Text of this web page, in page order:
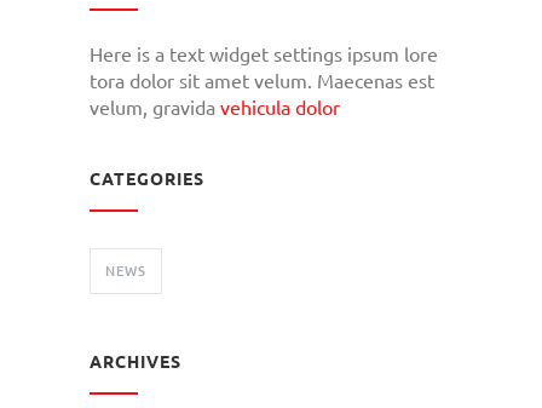
Here is a text widget settings ipsum lore
tora dolor sit amet velum. Maecenas est
velum, gravida vehicula dolor
CATEGORIES
NEWS
ARCHIVES